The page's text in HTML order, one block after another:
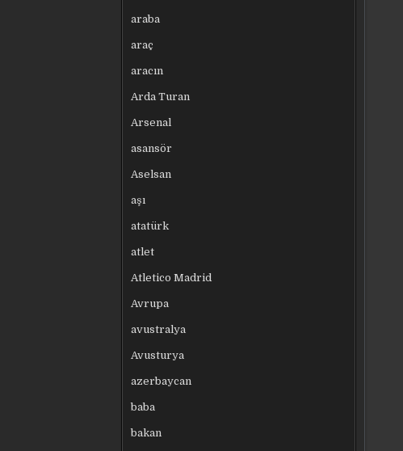
araba
araç
aracın
Arda Turan
Arsenal
asansör
Aselsan
aşı
atatürk
atlet
Atletico Madrid
Avrupa
avustralya
Avusturya
azerbaycan
baba
bakan